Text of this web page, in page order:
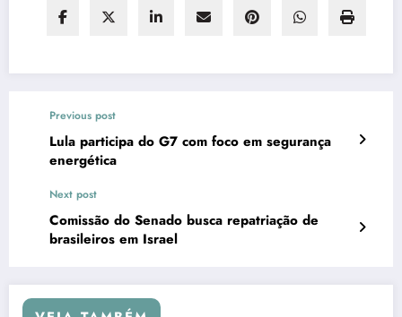
Previous post
Lula participa do G7 com foco em segurança
energética
Next post
Comissão do Senado busca repatriação de
brasileiros em Israel